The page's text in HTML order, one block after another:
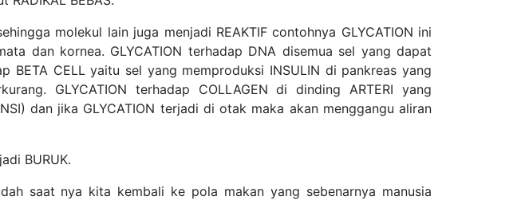
molekul lain juga menjadi REAKTIF contohnya GLYCATION ini
dan kornea. GLYCATION terhadap DNA disemua sel yang dapat
BETA CELL yaitu sel yang memproduksi INSULIN di pankreas yang
GLYCATION terhadap COLLAGEN di dinding ARTERI yang
dan jika GLYCATION terjadi di otak maka akan menggangu aliran
BURUK.
saat nya kita kembali ke pola makan yang sebenarnya manusia